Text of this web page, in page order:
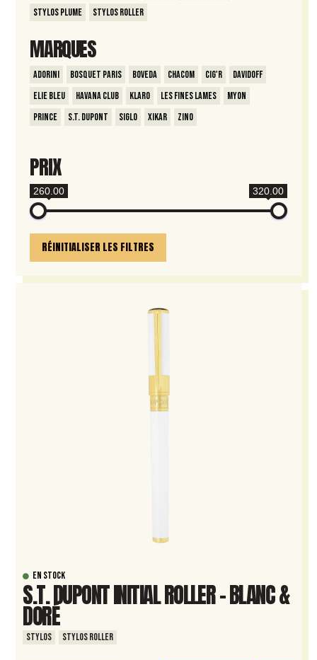
Stylos Plume
Stylos Roller
MARQUES
Adorini Bosquet Paris Boveda Chacom Cig'R
Davidoff
Elie Bleu
Havana Club Klaro Les Fines Lames
Myon
Prince
S.T. Dupont Siglo Xikar Zino
PRIX
260.00 320.00
RÉINITIALISER LES FILTRES
EN STOCK
S.T. DUPONT INITIAL ROLLER – BLANC &
DORÉ
STYLOS STYLOS ROLLER